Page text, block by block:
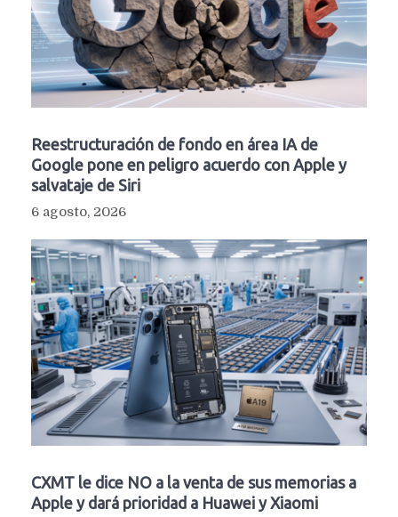
Reestructuración de fondo en área IA de
Google pone en peligro acuerdo con Apple y
salvataje de Siri
6 agosto, 2026
CXMT le dice NO a la venta de sus memorias a
Apple y dará prioridad a Huawei y Xiaomi